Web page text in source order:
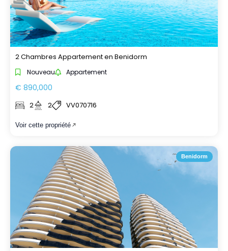
2 Chambres Appartement en Benidorm
Nouveau Appartement
€ 890,000
2 2 VV070716
Voir cette propriété
Benidorm